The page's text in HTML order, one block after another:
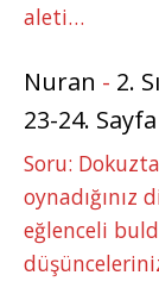
aleti…
Nuran - 2.
23-24.
Soru:
eğlenceli